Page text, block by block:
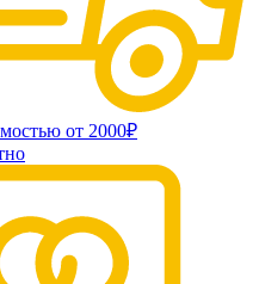
от 2000₽